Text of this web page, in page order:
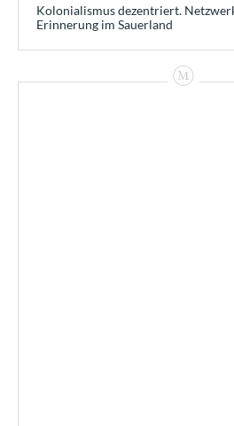
Kolonialismus dezentriert.
Erinnerung im Sauerland